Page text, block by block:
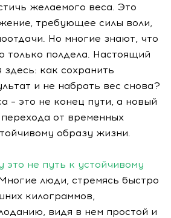
желаемого веса. Это
требующее силы воли,
Но многие знают, что
только полдела. Настоящий
здесь: как сохранить
и не набрать вес снова?
– это не конец пути, а новый
от временных
образу жизни.
это не путь к устойчивому
люди, стремясь быстро
килограммов,
видя в нем простой и